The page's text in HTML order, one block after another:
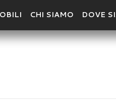
CHI SIAMO DOVE